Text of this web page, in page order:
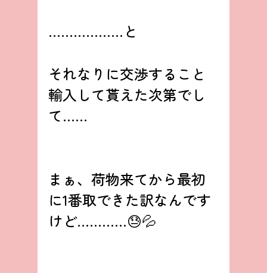
………………と
それなりに交渉すること
輸入して貰えた次第でし
て……
まぁ、荷物来てから最初
に1番取できた訳なんです
けど…………😓💦